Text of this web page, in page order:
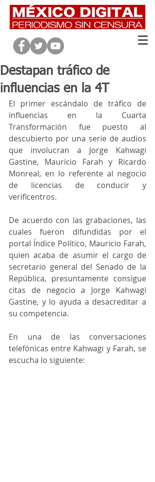
Destapan tráfico de
influencias en la 4T
El primer escándalo de tráfico de
influencias en la Cuarta
Transformación fue puesto al
descubierto por una serie de audios
que involucran a Jorge Kahwagi
Gastine, Mauricio Farah y Ricardo
Monreal, en lo referente al negocio
de licencias de conducir y
verificentros.
De acuerdo con las grabaciones, las
cuales fueron difundidas por el
portal Índice Político, Mauricio Farah,
quien acaba de asumir el cargo de
secretario general del Senado de la
República, presuntamente consigue
citas de negocio a Jorge Kahwagi
Gastine, y lo ayuda a desacreditar a
su competencia.
En una de las conversaciones
telefónicas entre Kahwagi y Farah, se
escucha lo siguiente: